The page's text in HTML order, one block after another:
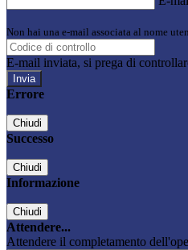
Non hai una e-mail associata al nome
E-mail inviata, si prega di
Errore
Chiudi
Successo
Chiudi
Informazione
Chiudi
Attendere...
Attendere il completamento